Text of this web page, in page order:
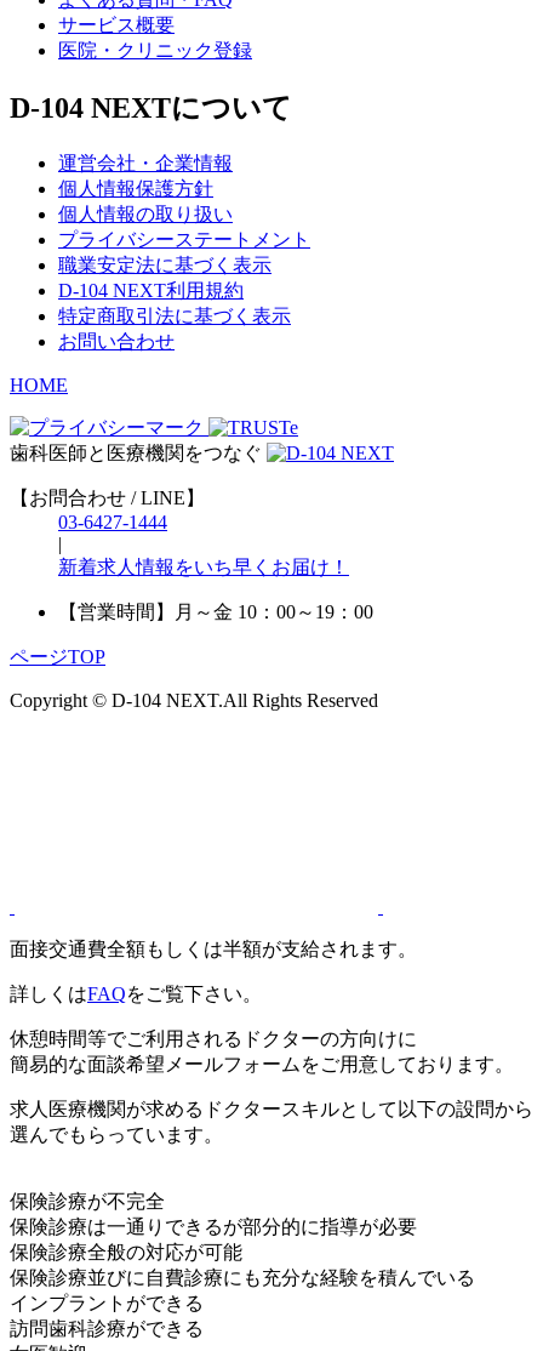
サービス概要
医院・クリニック登録
D-104 NEXTについて
運営会社・企業情報
個人情報保護方針
個人情報の取り扱い
プライバシーステートメント
職業安定法に基づく表示
D-104 NEXT利用規約
特定商取引法に基づく表示
お問い合わせ
HOME
歯科医師と医療機関をつなぐ
【お問合わせ / LINE】
03-6427-1444
|
新着求人情報をいち早くお届け！
【営業時間】 月～金 10：00～19：00
ページTOP
Copyright © D-104 NEXT.All Rights Reserved
面接交通費全額もしくは半額が支給されます。
詳しくはFAQをご覧下さい。
休憩時間等でご利用されるドクターの方向けに
簡易的な面談希望メールフォームをご用意しております。
求人医療機関が求めるドクタースキルとして以下の設問から
選んでもらっています。
保険診療が不完全
保険診療は一通りできるが部分的に指導が必要
保険診療全般の対応が可能
保険診療並びに自費診療にも充分な経験を積んでいる
インプラントができる
訪問歯科診療ができる